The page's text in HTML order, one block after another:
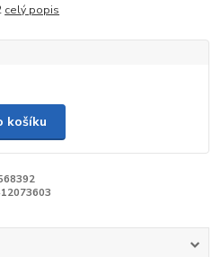
celý popis
košíku